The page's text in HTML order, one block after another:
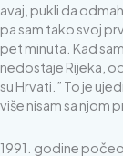
avaj, pukli da
pa sam tako svoj
pet minuta. Kad
nedostaje Rijeka,
su Hrvati.” To je
više nisam sa njom
1991. godine